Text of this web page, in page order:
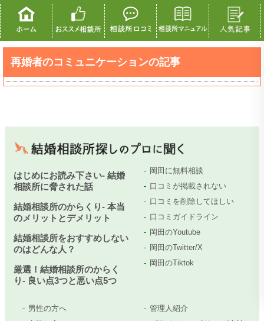
再婚者のコミュニケーションの記事
はじめにお読み下さい- 結婚
相談所に脅された話
結婚相談所のからくり- 本当
のメリットとデメリット
結婚相談所をおすすめしない
のはどんな人？
厳選！結婚相談所のからく
り- 良い点3つと悪い点5つ
岡田に無料相談
口コミが掲載されない
口コミを削除してほしい
口コミガイドライン
岡田のYoutube
岡田のTwitter/X
岡田のTiktok
男性の方へ
管理人紹介